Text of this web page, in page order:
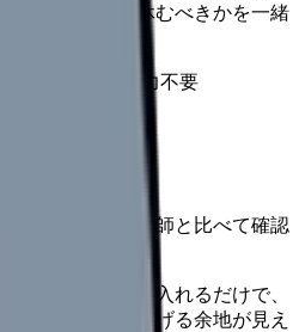
べきか、少し休むべきかを一緒
病院名は入力不要
する
同じ条件の看護師と比べて確認
プ・夜勤回数を入れるだけで、
地と、年収を上げる余地が見え